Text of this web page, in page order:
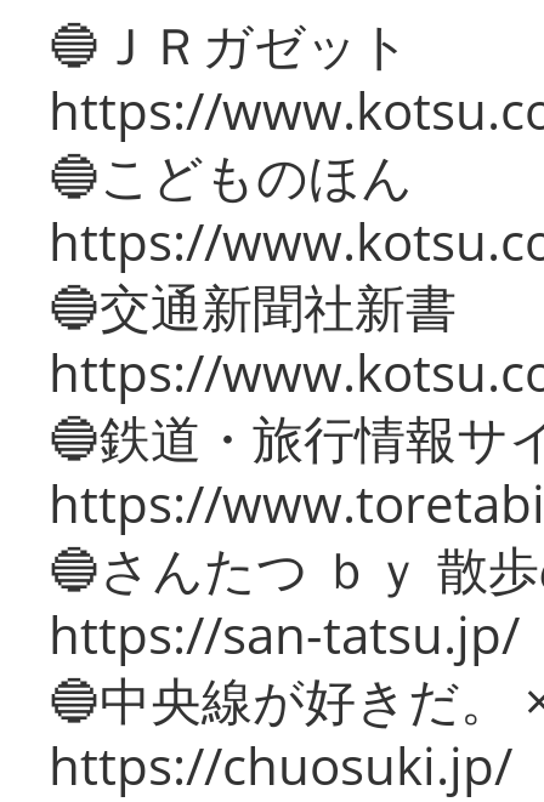
🔵ＪＲガゼット
https://
🔵こどものほん
https://
🔵交通新聞社新書
https://
🔵鉄道・旅行情報サ
https://
🔵さんたつ ｂｙ 散
https://san-tatsu.jp/
🔵中央線が好きだ。
https://chuosuki.jp/